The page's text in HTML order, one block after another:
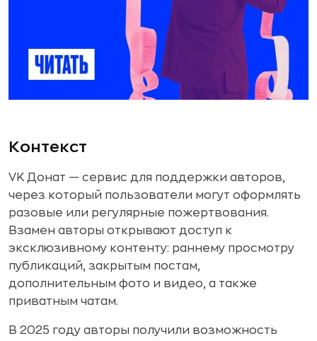
Контекст
VK Донат — сервис для поддержки авторов,
через который пользователи могут оформлять
разовые или регулярные пожертвования.
Взамен авторы открывают доступ к
эксклюзивному контенту: раннему просмотру
публикаций, закрытым постам,
дополнительным фото и видео, а также
приватным чатам.
В 2025 году авторы получили возможность